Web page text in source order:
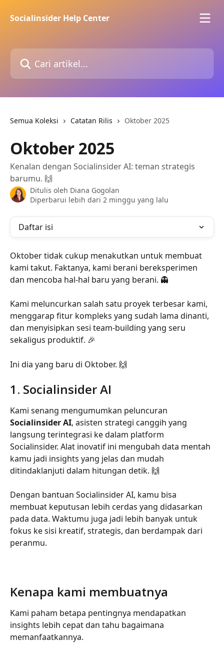
Socialinsider Help Center
Cari artikel...
Semua Koleksi Catatan Rilis Oktober 2025
Oktober 2025
Kenalan dengan Socialinsider AI: teman strategis
barumu. 🙌
Ditulis oleh Diana Gogolan
Diperbarui lebih dari 2 minggu yang lalu
Daftar isi
Oktober tidak cukup menakutkan untuk membuat
kami takut. Faktanya, kami berani bereksperimen
dan mencoba hal-hal baru yang berani. 👻
Kami meluncurkan salah satu proyek terbesar kami,
menggarap fitur kompleks yang sudah lama dinanti,
dan menyisipkan sesi team-building yang seru
sekaligus produktif. 🎉
Ini dia yang baru di Oktober. 🙌
1. Socialinsider AI
Kami senang mengumumkan peluncuran
Socialinsider AI, asisten strategi canggih yang
langsung terintegrasi ke dalam platform
Socialinsider. Alat inovatif ini mengubah data mentah
kamu jadi insights yang jelas dan mudah
ditindaklanjuti dalam hitungan detik. 🙌
Dengan bantuan Socialinsider AI, kamu bisa
membuat keputusan lebih cerdas yang didasarkan
pada data. Waktumu juga jadi lebih banyak untuk
fokus ke sisi kreatif, strategis, dan berdampak dari
peranmu.
Kenapa kami membuatnya
Kami paham betapa pentingnya mendapatkan
insights lebih cepat dan tahu bagaimana
memanfaatkannya.